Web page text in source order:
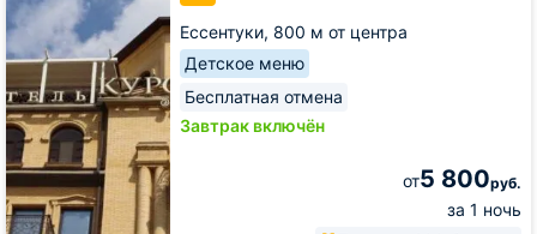
Ессентуки, 800 м от центра
Детское меню
Бесплатная отмена
Завтрак включён
от5 800руб.
за 1 ночь